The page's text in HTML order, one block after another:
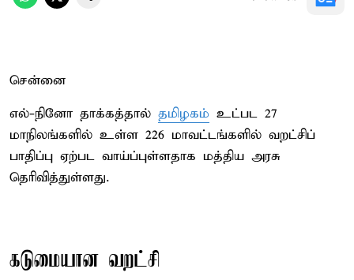
சென்னை
எல்-நினோ தாக்கத்தால் தமிழகம் உட்பட 27
மாநிலங்களில் உள்ள 226 மாவட்டங்களில் வறட்சிப்
பாதிப்பு ஏற்பட வாய்ப்புள்ளதாக மத்திய அரசு
தெரிவித்துள்ளது.
கடுமையான வறட்சி